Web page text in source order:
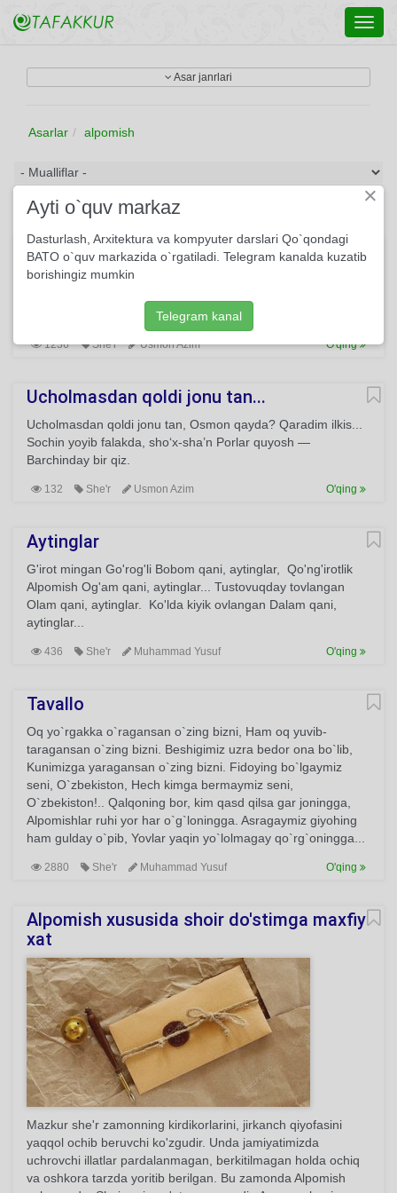
Asar janrlari
Asarlar alpomish
Go'ro'g'li va Alpomish
Bir zo‘r bergin — chekinar taqdir, "Xudo" degin — pirlaring
1236 She'r Usmon Azim O'qing
Ucholmasdan qoldi jonu tan...
Ucholmasdan qoldi jonu tan, Osmon qayda? Qaradim ilkis...
Sochin yoyib falakda, sho‘x-sha’n Porlar quyosh —
Barchinday bir qiz.
132 She'r Usmon Azim O'qing
Aytinglar
G'irot mingan Go'rog'li Bobom qani, aytinglar, Qo'ng'irotlik
Alpomish Og'am qani, aytinglar... Tustovuqday tovlangan
Olam qani, aytinglar. Ko'lda kiyik ovlangan Dalam qani,
aytinglar...
436 She'r Muhammad Yusuf O'qing
Tavallo
Oq yo`rgakka o`ragansan o`zing bizni, Ham oq yuvib-
taragansan o`zing bizni. Beshigimiz uzra bedor ona bo`lib,
Kunimizga yaragansan o`zing bizni. Fidoying bo`lgaymiz
seni, O`zbekiston, Hech kimga bermaymiz seni,
O`zbekiston!.. Qalqoning bor, kim qasd qilsa gar joningga,
Alpomishlar ruhi yor har o`g`loningga. Asragaymiz giyohing
ham gulday o`pib, Yovlar yaqin yo`lolmagay qo`rg`oningga...
2880 She'r Muhammad Yusuf O'qing
Alpomish xususida shoir do'stimga maxfiy
xat
Mazkur she'r zamonning kirdikorlarini, jirkanch qiyofasini
yaqqol ochib beruvchi ko'zgudir. Unda jamiyatimizda
uchrovchi illatlar pardalanmagan, berkitilmagan holda ochiq
va oshkora tarzda yoritib berilgan. Bu zamonda Alpomish
×
Ayti o`quv markaz
Dasturlash, Arxitektura va kompyuter darslari Qo`qondagi
BATO o`quv markazida o`rgatiladi. Telegram kanalda kuzatib
borishingiz mumkin
Telegram kanal